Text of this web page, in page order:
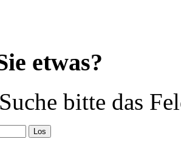
etwas?
bitte das